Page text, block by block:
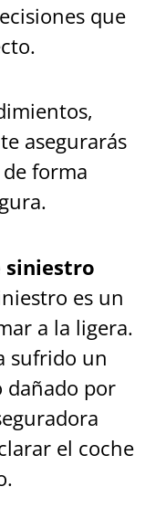
que
asegurarás
forma
siniestro
es un
a la ligera.
sufrido un
dañado por
el coche